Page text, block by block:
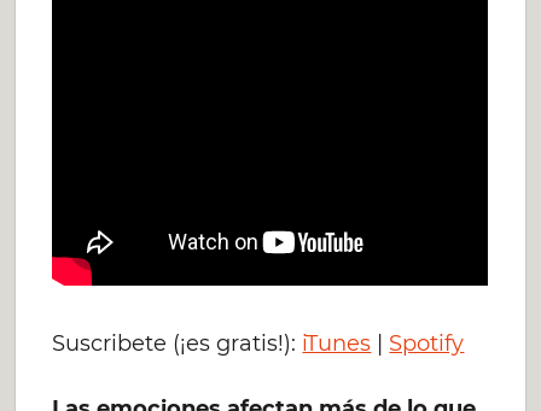
Suscribete (¡es gratis!): iTunes Spotify